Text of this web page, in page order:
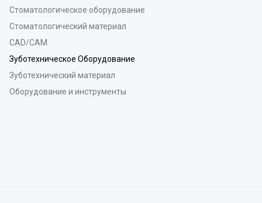
Стоматологическое оборудование
Стоматологический материал
CAD/CAM
Зуботехническое Оборудование
Зуботехнический материал
Оборудование и инструменты